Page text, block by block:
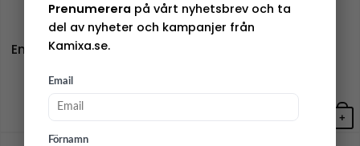
Prenumerera på vårt nyhetsbrev och ta
del av nyheter och kampanjer från
Kamixa.se.
Email
Förnamn
Muurla
Emaljmugg Älg – Teemu
175,00kr
Satake
1999,00kr
+